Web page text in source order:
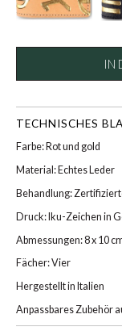
IN
TECHNISCHES
Farbe: Rot und gold
Material: Echtes Leder
Behandlung:
Druck: Iku-Zeichen in
Abmessungen: 8 x 10
Fächer: Vier
Hergestellt in Italien
Anpassbares Zubehör